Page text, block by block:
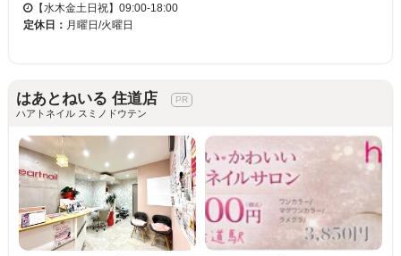
【水木金土日祝】09:00-18:00
定休日： 月曜日/火曜日
はあとねいる 住道店
ハアトネイル スミノドウテン